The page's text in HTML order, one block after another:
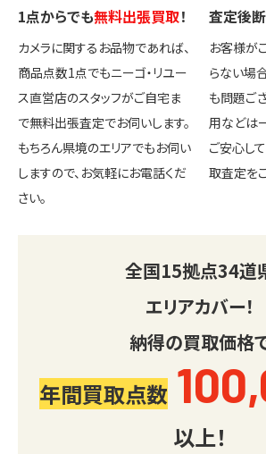
1点からでも無料出張買取！
カメラに関するお品物であれば、
商品点数1点でもニーゴ・リユー
ス直営店のスタッフがご自宅ま
で無料出張査定でお伺いします。
もちろん県境のエリアでもお伺い
しますので、お気軽にお電話くだ
さい。
査定後
お客様が
らない場
も問題ご
用などは
ご安心し
取査定を
全国15拠点34道
エリアカバー！
納得の買取価格
年間買取点数
以上！